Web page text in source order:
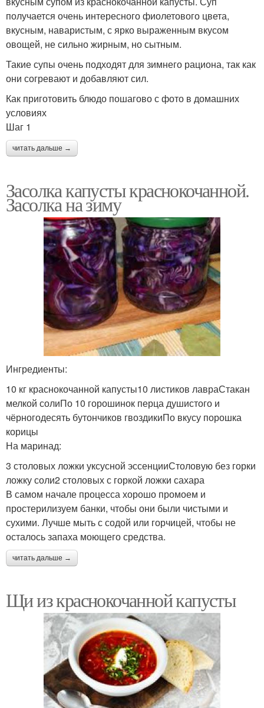
получается очень интересного фиолетового цвета,
вкусным, наваристым, с ярко выраженным вкусом
овощей, не сильно жирным, но сытным.
Такие супы очень подходят для зимнего рациона, так как
они согревают и добавляют сил.
Как приготовить блюдо пошагово с фото в домашних
условиях
Шаг 1
читать дальше →
Засолка капусты краснокочанной.
Засолка на зиму
Ингредиенты:
10 кг краснокочанной капусты10 листиков лавраСтакан
мелкой солиПо 10 горошинок перца душистого и
чёрногодесять бутончиков гвоздикиПо вкусу порошка
корицы
На маринад:
3 столовых ложки уксусной эссенцииСтоловую без горки
ложку соли2 столовых с горкой ложки сахара
В самом начале процесса хорошо промоем и
простерилизуем банки, чтобы они были чистыми и
сухими. Лучше мыть с содой или горчицей, чтобы не
осталось запаха моющего средства.
читать дальше →
Щи из краснокочанной капусты